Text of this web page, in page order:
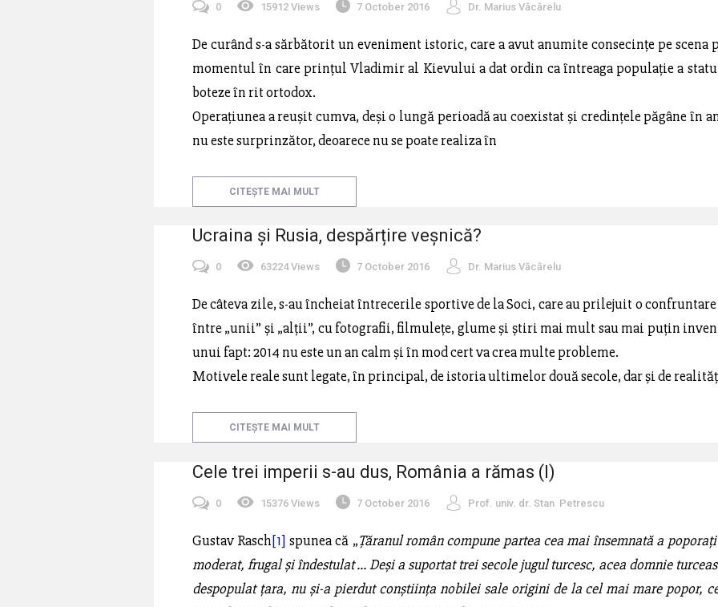
0 15912 Views 7 October 2016 Dr. Marius Văcărelu
De curând s-a sărbătorit un eveniment istoric, care a avut anumite consecințe pe
momentul în care prințul Vladimir al Kievului a dat ordin ca întreaga populație a
boteze în rit ortodox.
Operațiunea a reușit cumva, deși o lungă perioadă au coexistat și credințele păgâne în
nu este surprinzător, deoarece nu se poate realiza în
CITEȘTE MAI MULT
Ucraina și Rusia, despărțire veșnică?
0 63224 Views 7 October 2016 Dr. Marius Văcărelu
De câteva zile, s-au încheiat întrecerile sportive de la Soci, care au prilejuit o
între „unii” și „alții”, cu fotografii, filmulețe, glume și știri mai mult sau mai puțin
unui fapt: 2014 nu este un an calm și în mod cert va crea multe probleme.
Motivele reale sunt legate, în principal, de istoria ultimelor două secole, dar și de
CITEȘTE MAI MULT
Cele trei imperii s-au dus, România a rămas (I)
0 15376 Views 7 October 2016 Prof. univ. dr. Stan Petrescu
Gustav Rasch[1] spunea că „Țăranul român compune partea cea mai însemnată a
moderat, frugal și îndestulat ... Deși a suportat trei secole jugul turcesc, acea domnie
despopulat țara, nu și-a pierdut conștiința nobilei sale origini de la cel mai mare popor,